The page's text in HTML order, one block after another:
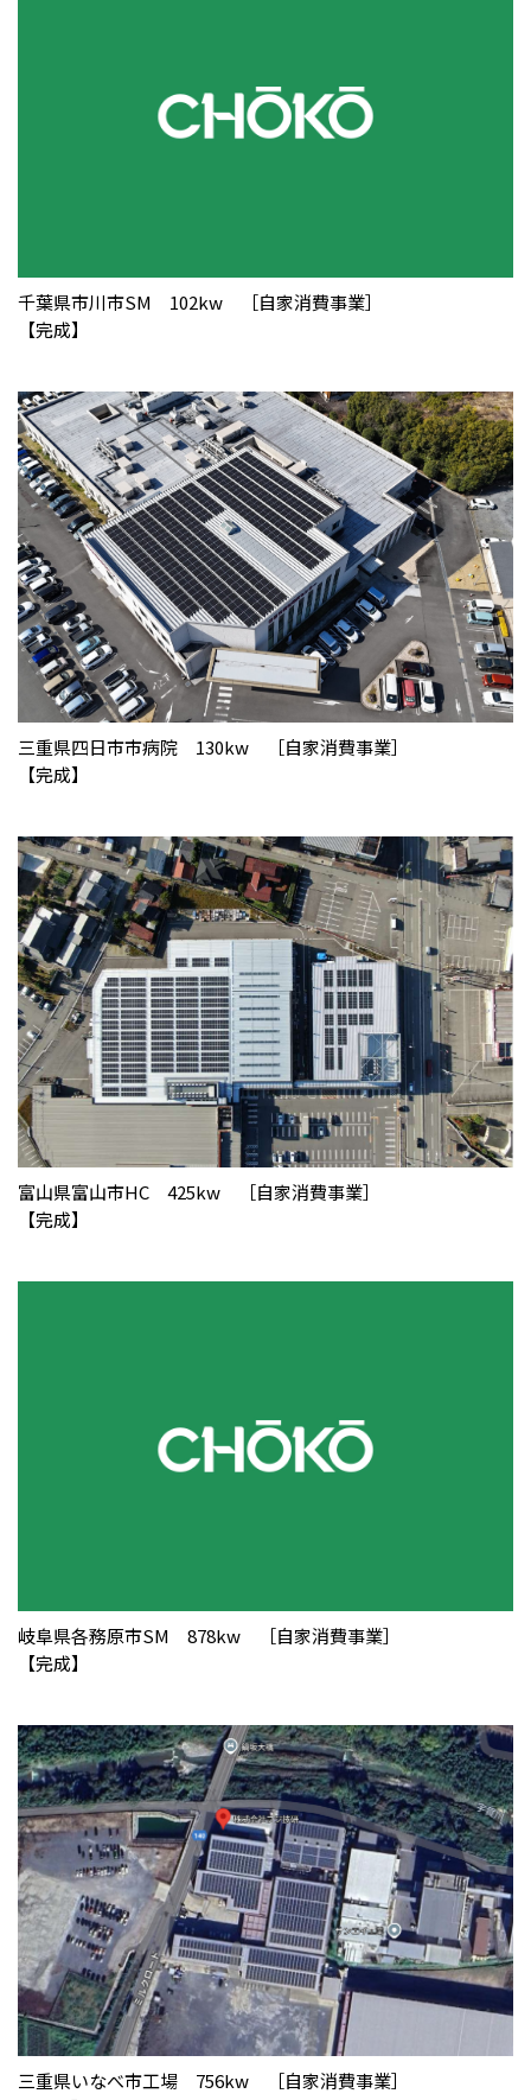
千葉県市川市SM 102kw ［自家消費事業］
【完成】
三重県四日市市病院 130kw ［自家消費事業］
【完成】
富山県富山市HC 425kw ［自家消費事業］
【完成】
岐阜県各務原市SM 878kw ［自家消費事業］
【完成】
三重県いなべ市工場 756kw ［自家消費事業］